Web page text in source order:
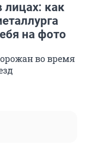
как
на фото
во время